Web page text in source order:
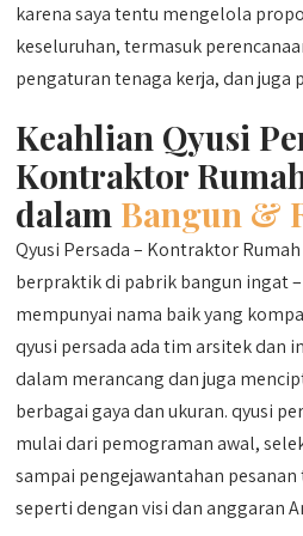
karena saya tentu mengelola
keseluruhan, termasuk
pengaturan tenaga kerja, dan juga
Keahlian Qyusi
Kontraktor
dalam Bangun &
Qyusi Persada – Kontraktor
berpraktik di pabrik bangun ingat
mempunyai nama baik yang
qyusi persada ada tim arsitek dan
dalam merancang dan juga
berbagai gaya dan ukuran. qyusi
mulai dari pemograman awal,
sampai pengejawantahan
seperti dengan visi dan anggaran